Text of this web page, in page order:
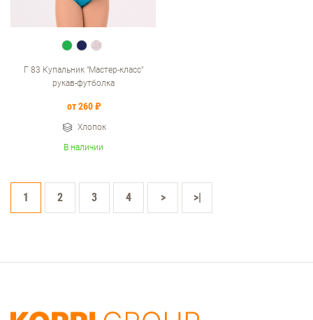
Г 83 Купальник "Мастер-класс"
рукав-футболка
от 260 ₽
Хлопок
В наличии
1 2 3 4 > >|